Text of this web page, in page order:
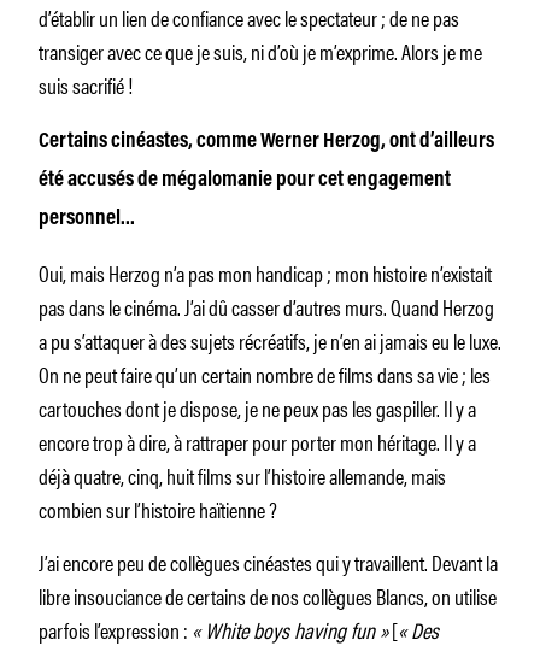
d’établir un lien de confiance avec le spectateur ; de ne pas
transiger avec ce que je suis, ni d’où je m’exprime. Alors je me
suis sacrifié !
Certains cinéastes, comme Werner Herzog, ont d’ailleurs
été accusés de mégalomanie pour cet engagement
personnel…
Oui, mais Herzog n’a pas mon handicap ; mon histoire n’existait
pas dans le cinéma. J’ai dû casser d’autres murs. Quand Herzog
a pu s’attaquer à des sujets récréatifs, je n’en ai jamais eu le luxe.
On ne peut faire qu’un certain nombre de films dans sa vie ; les
cartouches dont je dispose, je ne peux pas les gaspiller. Il y a
encore trop à dire, à rattraper pour porter mon héritage. Il y a
déjà quatre, cinq, huit films sur l’histoire allemande, mais
combien sur l’histoire haïtienne ?
J’ai encore peu de collègues cinéastes qui y travaillent. Devant la
libre insouciance de certains de nos collègues Blancs, on utilise
parfois l’expression : « White boys having fun »[« Des